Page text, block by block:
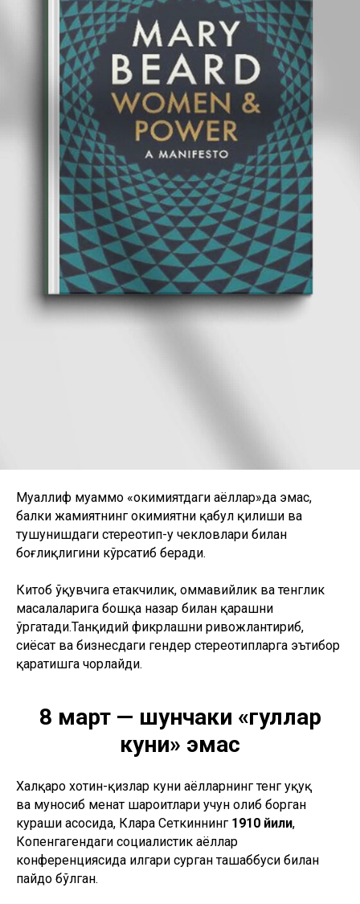
Муаллиф муаммо «ҳокимиятдаги аёллар»да эмас,
балки жамиятнинг ҳокимиятни қабул қилиши ва
тушунишдаги стереотип-у чекловлари билан
боғлиқлигини кўрсатиб беради.
Китоб ўқувчига етакчилик, оммавийлик ва тенглик
масалаларига бошқа назар билан қарашни
ўргатади.Танқидий фикрлашни ривожлантириб,
сиёсат ва бизнесдаги гендер стереотипларга эътибор
қаратишга чорлайди.
8 март — шунчаки «гуллар
куни» эмас
Халқаро хотин-қизлар куни аёлларнинг тенг ҳуқуқ
ва муносиб меҳнат шароитлари учун олиб борган
кураши асосида, Клара Сеткиннинг 1910 йили,
Копенгагендаги социалистик аёллар
конференциясида илгари сурган ташаббуси билан
пайдо бўлган.